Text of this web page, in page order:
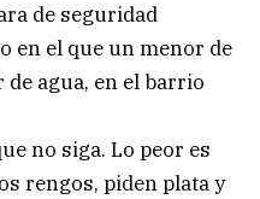
de seguridad
en el que un menor de
de agua, en el barrio
no siga. Lo peor es
rengos, piden plata y